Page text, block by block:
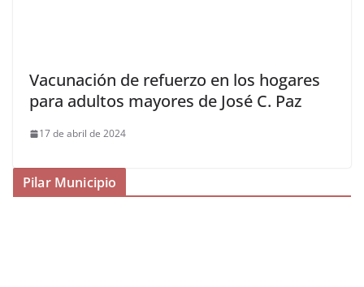
Vacunación de refuerzo en los hogares
para adultos mayores de José C. Paz
17 de abril de 2024
Pilar Municipio